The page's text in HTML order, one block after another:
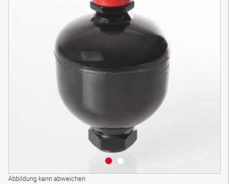
Abbildung kann abweichen